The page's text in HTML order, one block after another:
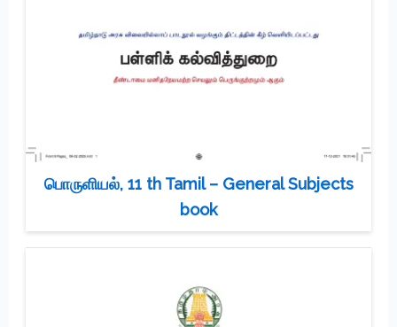
பொருளியல், 11 th Tamil – General Subjects
book